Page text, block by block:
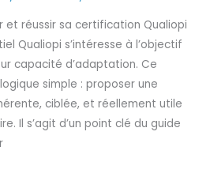
et réussir sa certification Qualiopi
Qualiopi s’intéresse à l’objectif
capacité d’adaptation. Ce
simple : proposer une
ciblée, et réellement utile
Il s’agit d’un point clé du guide